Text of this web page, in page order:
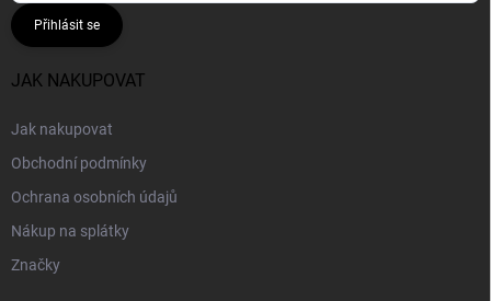
Přihlásit se
JAK NAKUPOVAT
Jak nakupovat
Obchodní podmínky
Ochrana osobních údajů
Nákup na splátky
Značky